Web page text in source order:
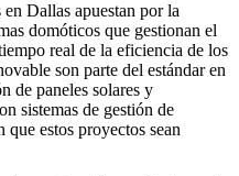
Dallas apuestan por la
domóticos que gestionan el
real de la eficiencia de los
son parte del estándar en
de paneles solares y
sistemas de gestión de
estos proyectos sean